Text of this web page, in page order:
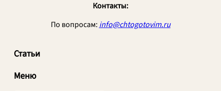
Контакты:
По вопросам:info@chtogotovim.ru
Статьи
Меню